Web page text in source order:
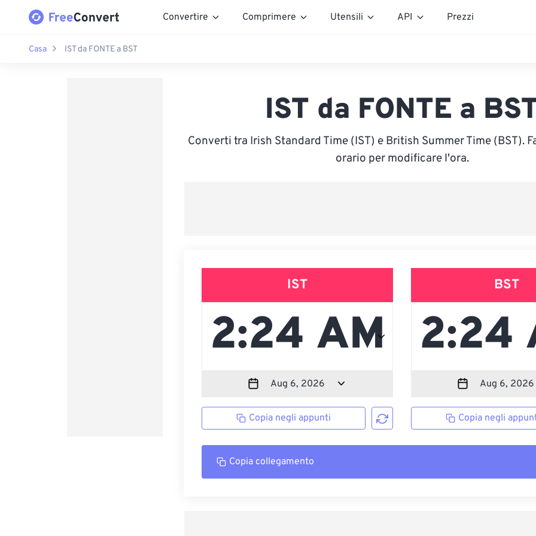
Convertire Comprimere Utensili API Prezzi
Casa IST da FONTE a BST
IST da FONTE a
Converti tra Irish Standard Time (IST) e British Summer Time (BST).
orario per modificare l'ora.
IST
Copia negli appunti
BST
Copia negli
Copia collegamento